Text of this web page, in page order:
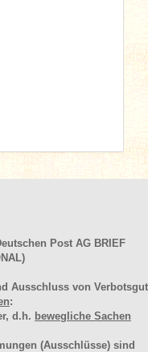
Post AG BRIEF
Ausschluss von Verbotsgut
:
d.h. bewegliche Sachen
(Ausschlüsse) sind